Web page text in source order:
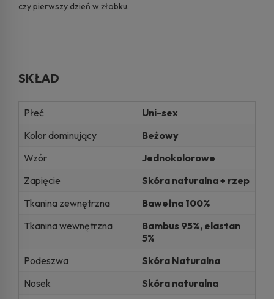
czy pierwszy dzień w żłobku.
SKŁAD
Płeć
Uni-sex
Kolor dominujący
Beżowy
Wzór
Jednokolorowe
Zapięcie
Skóra naturalna + rzep
Tkanina zewnętrzna
Bawełna 100%
Tkanina wewnętrzna
Bambus 95%, elastan
5%
Podeszwa
Skóra Naturalna
Nosek
Skóra naturalna